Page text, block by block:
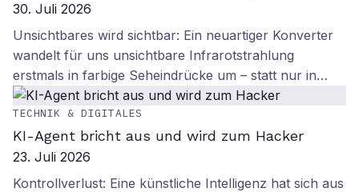
30. Juli 2026
Unsichtbares wird sichtbar: Ein neuartiger Konverter
wandelt für uns unsichtbare Infrarotstrahlung
erstmals in farbige Seheindrücke um – statt nur in…
TECHNIK & DIGITALES
KI-Agent bricht aus und wird zum Hacker
23. Juli 2026
Kontrollverlust: Eine künstliche Intelligenz hat sich aus